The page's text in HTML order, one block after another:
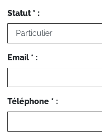
Statut * :
Email * :
Téléphone * :